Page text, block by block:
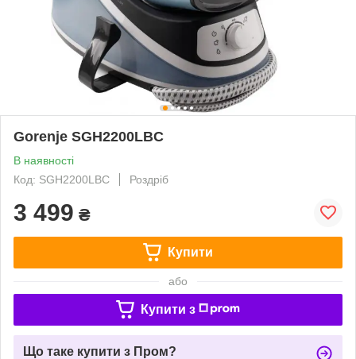
Gorenje SGH2200LBC
В наявності
Код: SGH2200LBC
Роздріб
3 499 ₴
Купити
або
Купити з
Що таке купити з Пром?